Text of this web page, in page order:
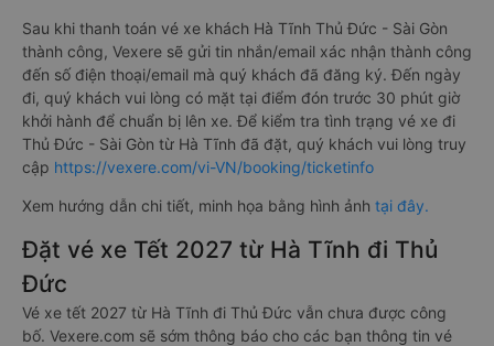
Sau khi thanh toán vé xe khách Hà Tĩnh Thủ Đức - Sài Gòn
thành công, Vexere sẽ gửi tin nhắn/email xác nhận thành công
đến số điện thoại/email mà quý khách đã đăng ký. Đến ngày
đi, quý khách vui lòng có mặt tại điểm đón trước 30 phút giờ
khởi hành để chuẩn bị lên xe. Để kiểm tra tình trạng vé xe đi
Thủ Đức - Sài Gòn từ Hà Tĩnh đã đặt, quý khách vui lòng truy
cập https://vexere.com/vi-VN/booking/ticketinfo
Xem hướng dẫn chi tiết, minh họa bằng hình ảnh tại đây.
Đặt vé xe Tết 2027 từ Hà Tĩnh đi Thủ
Đức
Vé xe tết 2027 từ Hà Tĩnh đi Thủ Đức vẫn chưa được công
bố. Vexere.com sẽ sớm thông báo cho các bạn thông tin vé